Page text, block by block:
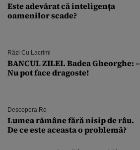
Este adevărat că inteligența
oamenilor scade?
Râzi Cu Lacrimi
BANCUL ZILEI. Badea Gheorghe: –
Nu pot face dragoste!
Descopera.ro
Lumea rămâne fără nisip de râu.
De ce este aceasta o problemă?